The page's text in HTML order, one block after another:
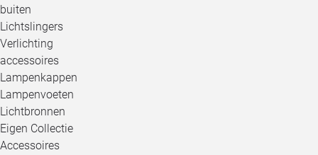
buiten
Lichtslingers
Verlichting
accessoires
Lampenkappen
Lampenvoeten
Lichtbronnen
Eigen Collectie
Accessoires